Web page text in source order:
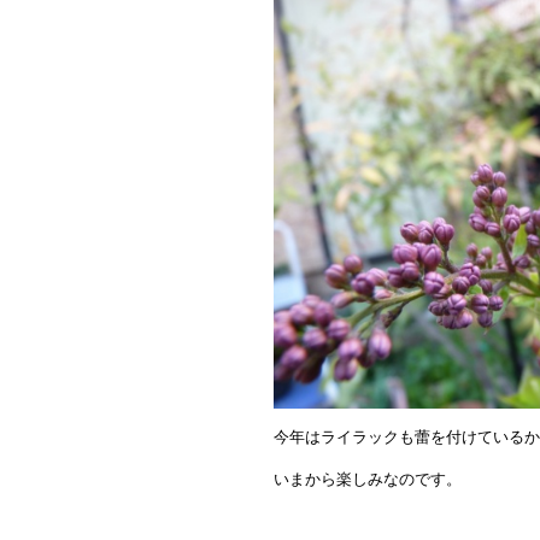
今年はライラックも蕾を付けている
いまから楽しみなのです。